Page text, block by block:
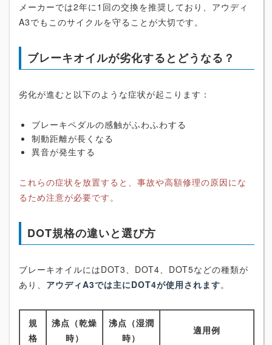
メーカーでは2年に1回の交換を推奨しており、アウディ
A3でもこのサイクルを守ることが大切です。
ブレーキオイルが劣化するとどうなる？
劣化が進むと以下のような症状が起こります：
ブレーキペダルの感触がふわふわする
制動距離が長くなる
異音が発生する
これらの症状を放置すると、事故や高額修理の原因にな
るため注意が必要です。
DOT規格の違いと選び方
ブレーキオイルにはDOT3、DOT4、DOT5などの種類が
あり、 アウディA3では主にDOT4が使用されます。
規
格
沸点（乾燥
時）
沸点（湿潤
時）
適用例